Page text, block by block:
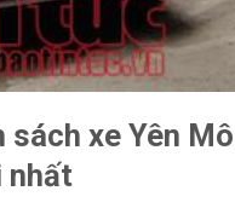
sách xe Yên
nhất